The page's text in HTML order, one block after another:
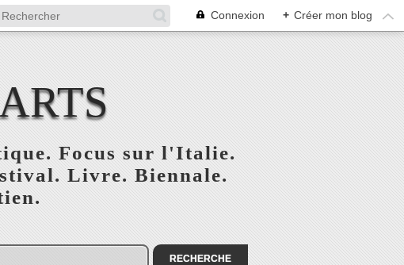
Connexion + Créer mon blog
Focus sur l'Italie.
Livre. Biennale.